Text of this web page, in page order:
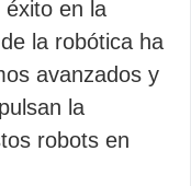
éxito en la
la robótica ha
avanzados y
la
robots en